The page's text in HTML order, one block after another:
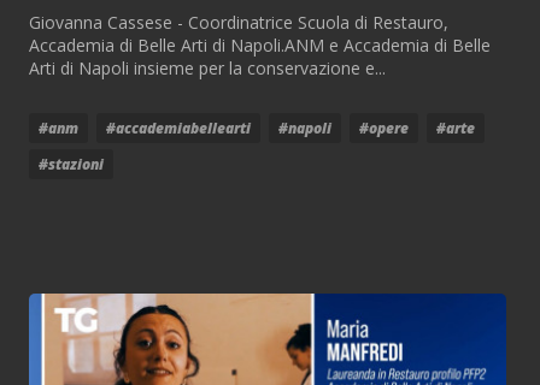
Giovanna Cassese - Coordinatrice Scuola di Restauro,
Accademia di Belle Arti di Napoli.ANM e Accademia di Belle
Arti di Napoli insieme per la conservazione e...
#anm #accademiabellearti #napoli #opere
#arte
#stazioni